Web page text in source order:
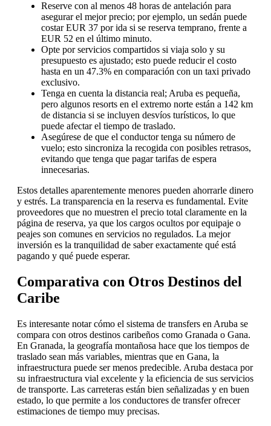
Reserve con al menos 48 horas de antelación para
asegurar el mejor precio; por ejemplo, un sedán puede
costar EUR 37 por ida si se reserva temprano, frente a
EUR 52 en el último minuto.
Opte por servicios compartidos si viaja solo y su
presupuesto es ajustado; esto puede reducir el costo
hasta en un 47.3% en comparación con un taxi privado
exclusivo.
Tenga en cuenta la distancia real; Aruba es pequeña,
pero algunos resorts en el extremo norte están a 142 km
de distancia si se incluyen desvíos turísticos, lo que
puede afectar el tiempo de traslado.
Asegúrese de que el conductor tenga su número de
vuelo; esto sincroniza la recogida con posibles retrasos,
evitando que tenga que pagar tarifas de espera
innecesarias.
Estos detalles aparentemente menores pueden ahorrarle dinero
y estrés. La transparencia en la reserva es fundamental. Evite
proveedores que no muestren el precio total claramente en la
página de reserva, ya que los cargos ocultos por equipaje o
peajes son comunes en servicios no regulados. La mejor
inversión es la tranquilidad de saber exactamente qué está
pagando y qué puede esperar.
Comparativa con Otros Destinos del
Caribe
Es interesante notar cómo el sistema de transfers en Aruba se
compara con otros destinos caribeños como Granada o Gana.
En Granada, la geografía montañosa hace que los tiempos de
traslado sean más variables, mientras que en Gana, la
infraestructura puede ser menos predecible. Aruba destaca por
su infraestructura vial excelente y la eficiencia de sus servicios
de transporte. Las carreteras están bien señalizadas y en buen
estado, lo que permite a los conductores de transfer ofrecer
estimaciones de tiempo muy precisas.